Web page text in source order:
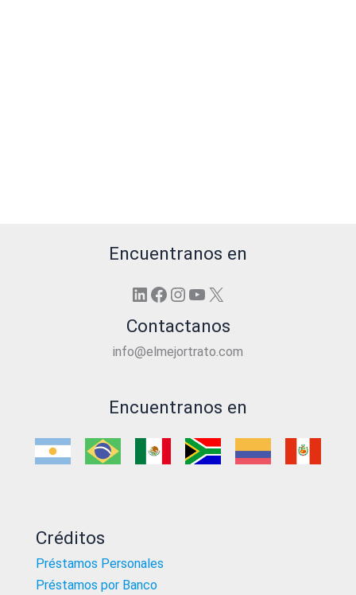
Encuentranos en
LinkedIn
Facebook
Instagram
YouTube
X
Contactanos
info@elmejortrato.com
Encuentranos en
Créditos
Préstamos Personales
Préstamos por Banco